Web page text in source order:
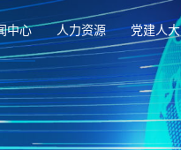
中心 人力资源 党建人大